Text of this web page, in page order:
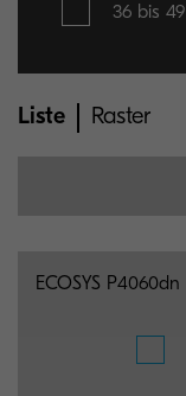
36 bis 49
Liste Raster
ECOSYS P4060dn